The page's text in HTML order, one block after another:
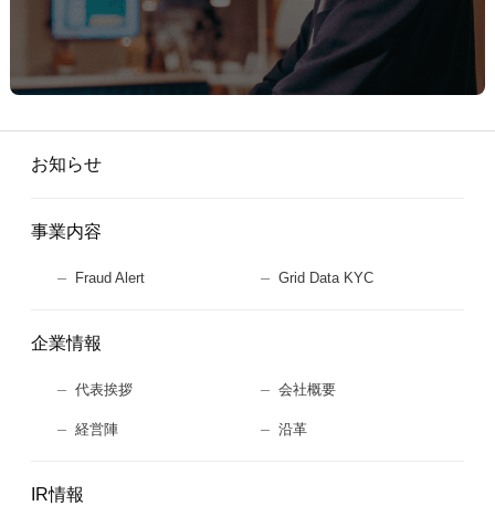
お知らせ
事業内容
Fraud Alert Grid Data KYC
企業情報
代表挨拶 会社概要
経営陣 沿革
IR情報